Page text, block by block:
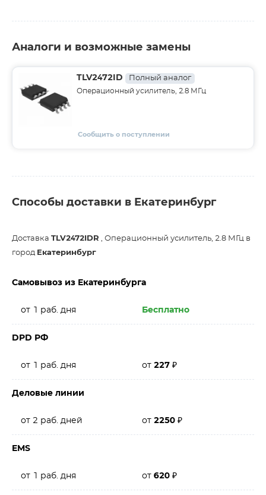
Аналоги и возможные замены
TLV2472ID Полный аналог
Операционный усилитель, 2.8 МГц
Сообщить о поступлении
Способы доставки в Екатеринбург
Доставка TLV2472IDR , Операционный усилитель, 2.8 МГц в
город Екатеринбург
Самовывоз из Екатеринбурга
от 1 раб. дня Бесплатно
DPD РФ
от 1 раб. дня от 227 ₽
Деловые линии
от 2 раб. дней от 2250 ₽
EMS
от 1 раб. дня от 620 ₽